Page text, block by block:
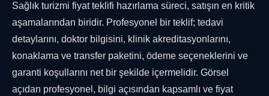
Sağlık turizmi fiyat teklifi hazırlama süreci, satışın en kritik
aşamalarından biridir. Profesyonel bir teklif; tedavi
detaylarını, doktor bilgisini, klinik akreditasyonlarını,
konaklama ve transfer paketini, ödeme seçeneklerini ve
garanti koşullarını net bir şekilde içermelidir. Görsel
açıdan profesyonel, bilgi açısından kapsamlı ve fiyat